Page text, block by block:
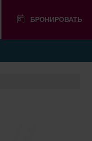
БРОНИРОВАТЬ